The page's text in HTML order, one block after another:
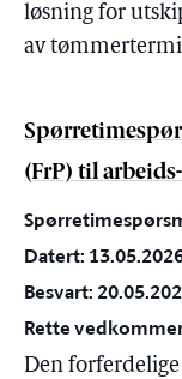
løsning for
av
(FrP) til
Datert:
Besvart:
Rette
Den